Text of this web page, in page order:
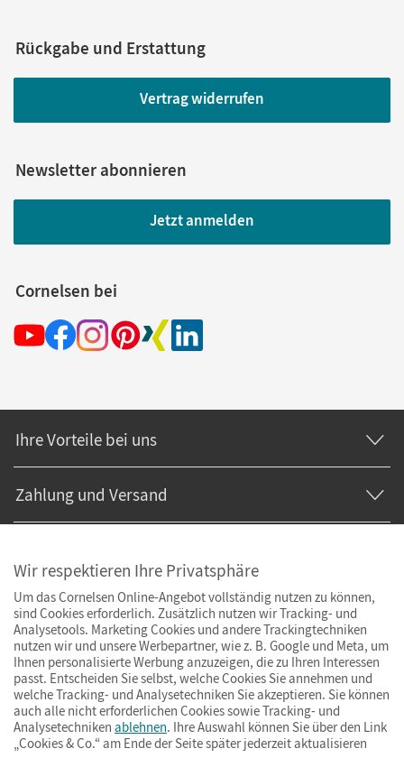
Rückgabe und Erstattung
Vertrag widerrufen
Newsletter abonnieren
Jetzt anmelden
Cornelsen bei
Ihre Vorteile bei uns
Zahlung und Versand
Wir respektieren Ihre Privatsphäre
Um das Cornelsen Online-Angebot vollständig nutzen zu können,
sind Cookies erforderlich. Zusätzlich nutzen wir Tracking- und
Analysetools. Marketing Cookies und andere Trackingtechniken
nutzen wir und unsere Werbepartner, wie z. B. Google und Meta, um
Ihnen personalisierte Werbung anzuzeigen, die zu Ihren Interessen
passt. Entscheiden Sie selbst, welche Cookies Sie annehmen und
welche Tracking- und Analysetechniken Sie akzeptieren. Sie können
auch alle nicht erforderlichen Cookies sowie Tracking- und
Analysetechniken ablehnen. Ihre Auswahl können Sie über den Link
„Cookies & Co.“ am Ende der Seite später jederzeit aktualisieren